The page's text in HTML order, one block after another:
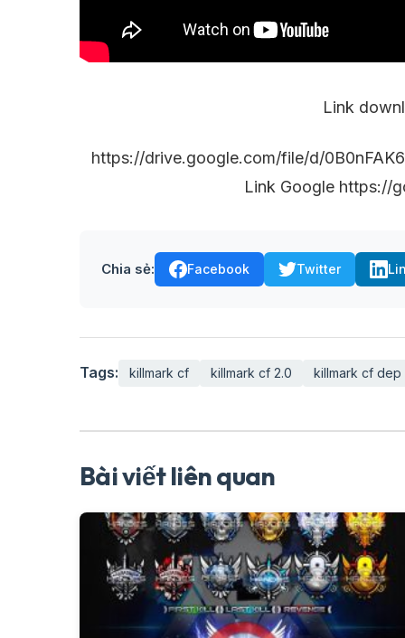
Link
https://drive.google.com/file/d/
Link Google https://
Chia sẻ: Facebook Twitter
Tags: killmark cf killmark cf 2.0 killmark cf dep
Bài viết liên quan